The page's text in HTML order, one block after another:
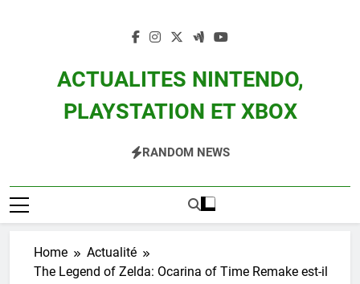
ACTUALITES NINTENDO,
PLAYSTATION ET XBOX
Zelda, Splatoon, Pokemon Entre Autres
RANDOM NEWS
Home
Actualité
The Legend of Zelda: Ocarina of Time Remake est-il